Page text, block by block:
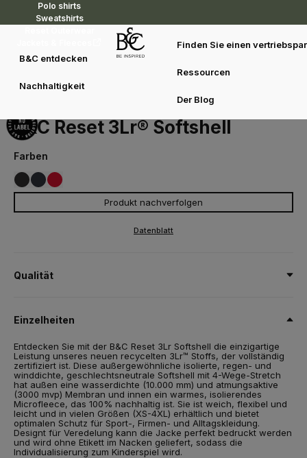
Polo shirts
Sweatshirts
B&C entdecken
Nachhaltigkeit
Finden Sie einen
Ressourcen
Der Blog
Zertifizierte Fasern
B&C Reset 3Lr®
B&C Reset 3Lr® Softshell
Farben
Produkt nachverfolgen
Datenblatt
Qualität
(thermoplastisches Polyurethan), 3% Elastan
Wasserdicht 10.000 mm, atmungsaktiv 3.000 mvp, winddicht
DWR-Imprägnierung (dauerhaft wasserabweisend)
PFAS- und fluorfrei – konform mit OEKO-TEX® STANDARD 100
(Januar 2024)
Grösse
XS,S,M,L,XL,2XL,3XL,4XL
Gewicht
Einzelheiten
Entdecken Sie mit der B&C Reset 3Lr Softshell die einzigartige
Leistung unseres neuen recycelten 3Lr™ Stoffs, der vollständig
zertifiziert ist. Diese außergewöhnliche isolierte, regen- und
winddichte, geschlechtsneutrale Softshell mit 4-Wege-Stretch
hat außen eine wasserdichte (10.000 mm) und atmungsaktive
(3000 mvp) Membran und innen ein warmes, isolierendes
Microfleece, das 100% nachhaltig ist. Sie ist weich, flexibel und
leicht und in vielen Größen (XS-4XL) erhältlich und bietet
optimalen Schutz für Sport-, Firmen- und Alltagskleidung.
Designt für Veredelung kann die Jacke perfekt bedruckt werden
und wird ohne Etikett im Nacken geliefert, sodass die
Individualisierung zum Kinderspiel wird.